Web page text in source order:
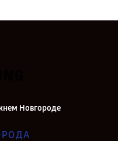
Новгороде